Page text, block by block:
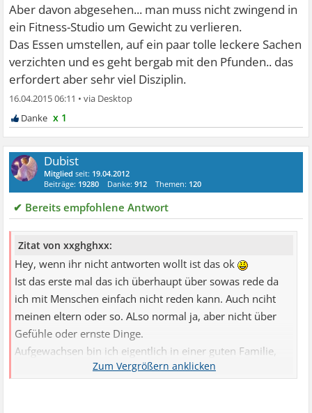
Aber davon abgesehen... man muss nicht zwingend in
ein Fitness-Studio um Gewicht zu verlieren.
Das Essen umstellen, auf ein paar tolle leckere Sachen
verzichten und es geht bergab mit den Pfunden.. das
erfordert aber sehr viel Disziplin.
16.04.2015 06:11 •
x 1
Dubist
Mitglied seit: 19.04.2012
Beiträge: 19280 Danke:912 Themen: 120
✔ Bereits empfohlene Antwort
Zitat von xxghghxx:
Hey, wenn ihr nicht antworten wollt ist das ok
Ist das erste mal das ich überhaupt über sowas rede da
ich mit Menschen einfach nicht reden kann. Auch nciht
meinen eltern oder so. ALso normal ja, aber nicht über
Gefühle oder ernste Dinge.
Aufgewachsen bin ich eigentlich in einer guten Familie,
Streit war da ja klar. Aber welche Familie hat das nicht?